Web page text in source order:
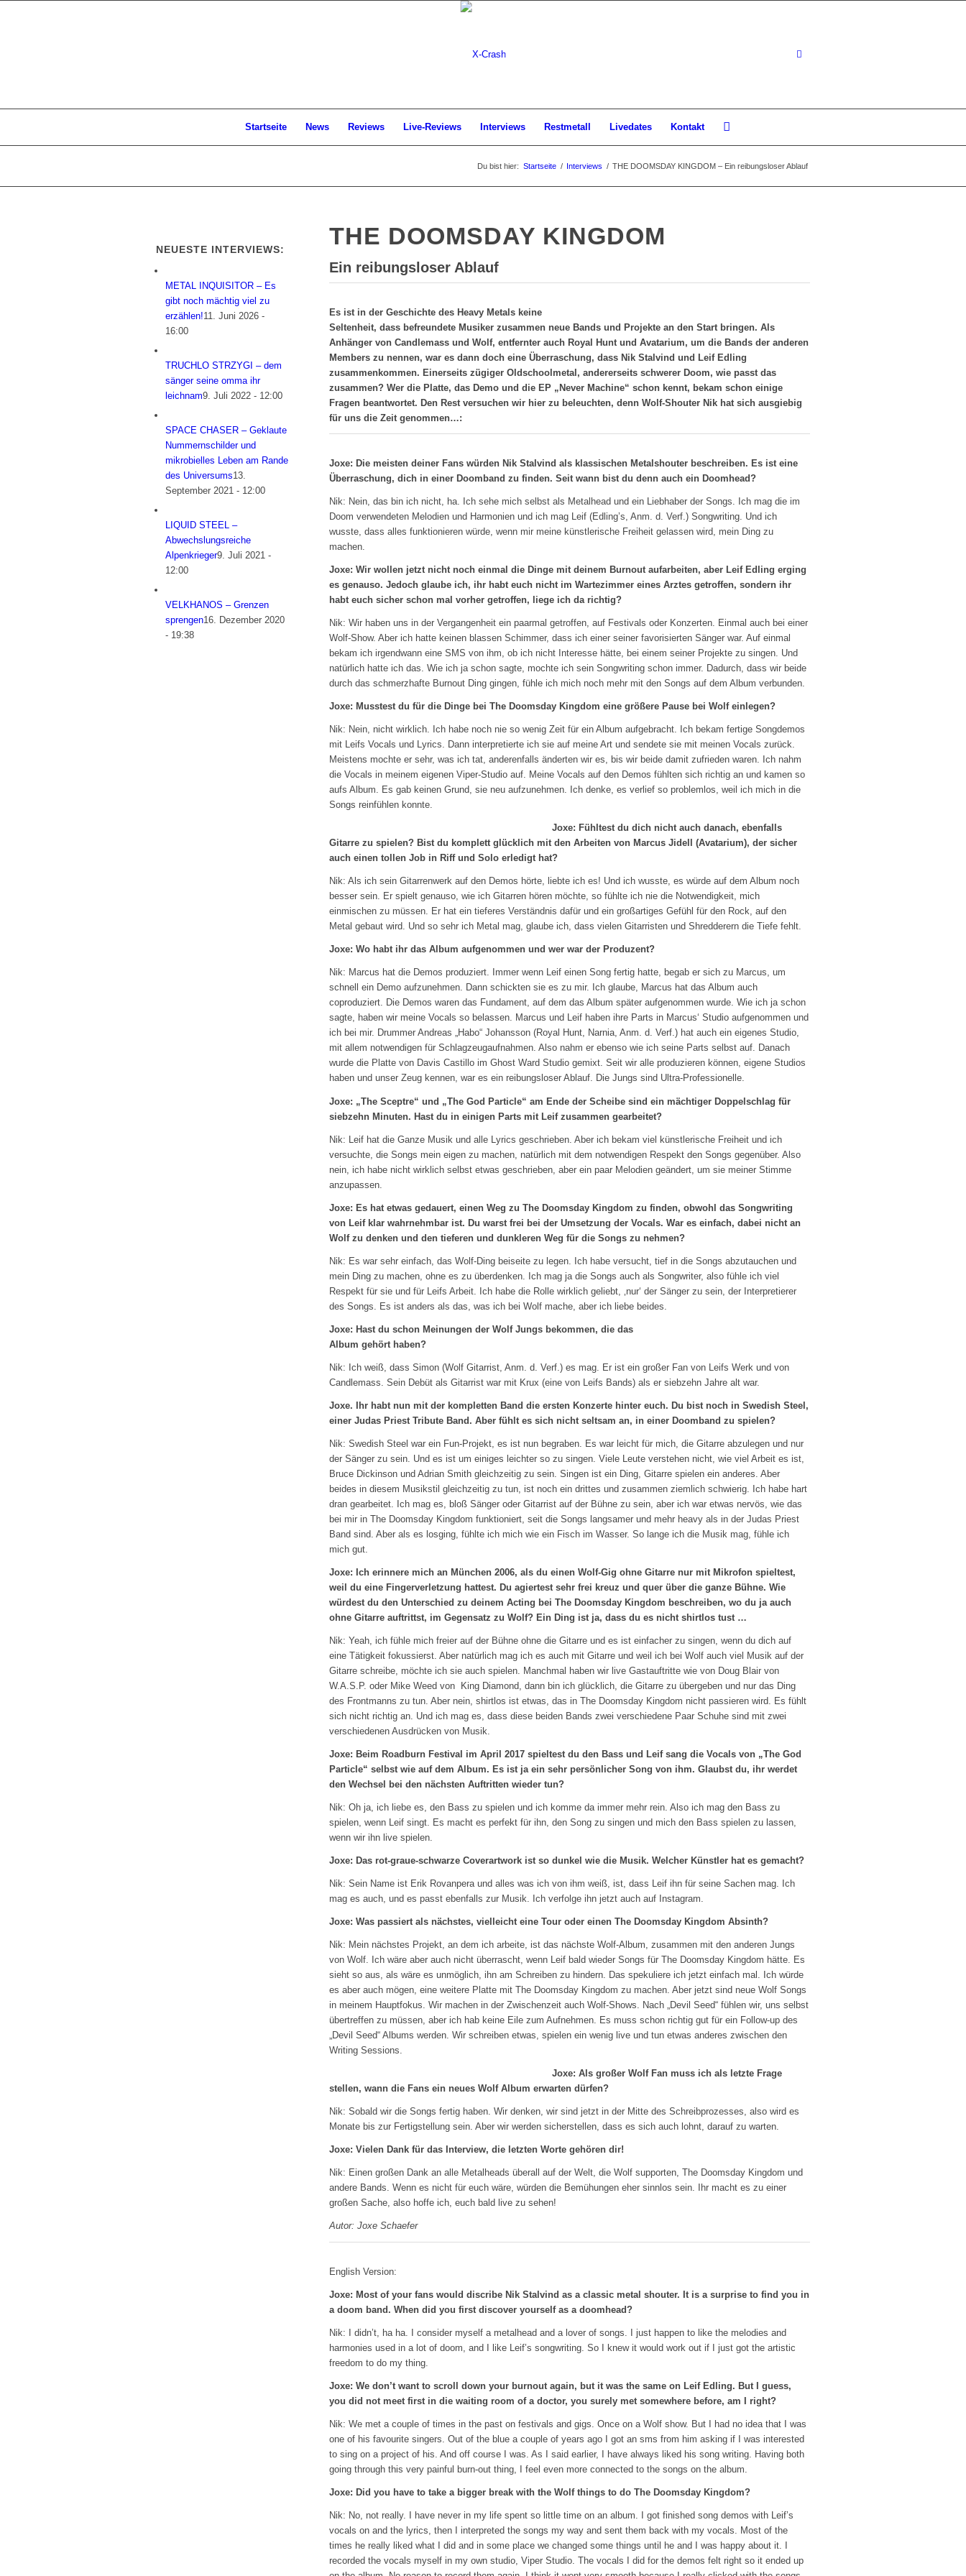
Startseite News Reviews Live-Reviews Interviews Restmetall Livedates Kontakt
Du bist hier: Startseite / Interviews / THE DOOMSDAY KINGDOM – Ein reibungsloser Ablauf
NEUESTE INTERVIEWS:
METAL INQUISITOR – Es
gibt noch mächtig viel zu
erzählen!11. Juni 2026 -
16:00
TRUCHLO STRZYGI – dem
sänger seine omma ihr
leichnam9. Juli 2022 - 12:00
SPACE CHASER – Geklaute
Nummernschilder und
mikrobielles Leben am Rande
des Universums13.
September 2021 - 12:00
LIQUID STEEL –
Abwechslungsreiche
Alpenkrieger9. Juli 2021 -
12:00
VELKHANOS – Grenzen
sprengen16. Dezember 2020
- 19:38
THE DOOMSDAY KINGDOM
Ein reibungsloser Ablauf
Es ist in der Geschichte des Heavy Metals keine
Seltenheit, dass befreundete Musiker zusammen neue Bands und Projekte an den Start bringen. Als
Anhänger von Candlemass und Wolf, entfernter auch Royal Hunt und Avatarium, um die Bands der anderen
Members zu nennen, war es dann doch eine Überraschung, dass Nik Stalvind und Leif Edling
zusammenkommen. Einerseits zügiger Oldschoolmetal, andererseits schwerer Doom, wie passt das
zusammen? Wer die Platte, das Demo und die EP „Never Machine“ schon kennt, bekam schon einige
Fragen beantwortet. Den Rest versuchen wir hier zu beleuchten, denn Wolf-Shouter Nik hat sich ausgiebig
für uns die Zeit genommen…:
Joxe: Die meisten deiner Fans würden Nik Stalvind als klassischen Metalshouter beschreiben. Es ist eine
Überraschung, dich in einer Doomband zu finden. Seit wann bist du denn auch ein Doomhead?
Nik: Nein, das bin ich nicht, ha. Ich sehe mich selbst als Metalhead und ein Liebhaber der Songs. Ich mag die im
Doom verwendeten Melodien und Harmonien und ich mag Leif (Edling’s, Anm. d. Verf.) Songwriting. Und ich
wusste, dass alles funktionieren würde, wenn mir meine künstlerische Freiheit gelassen wird, mein Ding zu
machen.
Joxe: Wir wollen jetzt nicht noch einmal die Dinge mit deinem Burnout aufarbeiten, aber Leif Edling erging
es genauso. Jedoch glaube ich, ihr habt euch nicht im Wartezimmer eines Arztes getroffen, sondern ihr
habt euch sicher schon mal vorher getroffen, liege ich da richtig?
Nik: Wir haben uns in der Vergangenheit ein paarmal getroffen, auf Festivals oder Konzerten. Einmal auch bei einer
Wolf-Show. Aber ich hatte keinen blassen Schimmer, dass ich einer seiner favorisierten Sänger war. Auf einmal
bekam ich irgendwann eine SMS von ihm, ob ich nicht Interesse hätte, bei einem seiner Projekte zu singen. Und
natürlich hatte ich das. Wie ich ja schon sagte, mochte ich sein Songwriting schon immer. Dadurch, dass wir beide
durch das schmerzhafte Burnout Ding gingen, fühle ich mich noch mehr mit den Songs auf dem Album verbunden.
Joxe: Musstest du für die Dinge bei The Doomsday Kingdom eine größere Pause bei Wolf einlegen?
Nik: Nein, nicht wirklich. Ich habe noch nie so wenig Zeit für ein Album aufgebracht. Ich bekam fertige Songdemos
mit Leifs Vocals und Lyrics. Dann interpretierte ich sie auf meine Art und sendete sie mit meinen Vocals zurück.
Meistens mochte er sehr, was ich tat, anderenfalls änderten wir es, bis wir beide damit zufrieden waren. Ich nahm
die Vocals in meinem eigenen Viper-Studio auf. Meine Vocals auf den Demos fühlten sich richtig an und kamen so
aufs Album. Es gab keinen Grund, sie neu aufzunehmen. Ich denke, es verlief so problemlos, weil ich mich in die
Songs reinfühlen konnte.
Joxe: Fühltest du dich nicht auch danach, ebenfalls
Gitarre zu spielen? Bist du komplett glücklich mit den Arbeiten von Marcus Jidell (Avatarium), der sicher
auch einen tollen Job in Riff und Solo erledigt hat?
Nik: Als ich sein Gitarrenwerk auf den Demos hörte, liebte ich es! Und ich wusste, es würde auf dem Album noch
besser sein. Er spielt genauso, wie ich Gitarren hören möchte, so fühlte ich nie die Notwendigkeit, mich
einmischen zu müssen. Er hat ein tieferes Verständnis dafür und ein großartiges Gefühl für den Rock, auf den
Metal gebaut wird. Und so sehr ich Metal mag, glaube ich, dass vielen Gitarristen und Shredderern die Tiefe fehlt.
Joxe: Wo habt ihr das Album aufgenommen und wer war der Produzent?
Nik: Marcus hat die Demos produziert. Immer wenn Leif einen Song fertig hatte, begab er sich zu Marcus, um
schnell ein Demo aufzunehmen. Dann schickten sie es zu mir. Ich glaube, Marcus hat das Album auch
coproduziert. Die Demos waren das Fundament, auf dem das Album später aufgenommen wurde. Wie ich ja schon
sagte, haben wir meine Vocals so belassen. Marcus und Leif haben ihre Parts in Marcus‘ Studio aufgenommen und
ich bei mir. Drummer Andreas „Habo“ Johansson (Royal Hunt, Narnia, Anm. d. Verf.) hat auch ein eigenes Studio,
mit allem notwendigen für Schlagzeugaufnahmen. Also nahm er ebenso wie ich seine Parts selbst auf. Danach
wurde die Platte von Davis Castillo im Ghost Ward Studio gemixt. Seit wir alle produzieren können, eigene Studios
haben und unser Zeug kennen, war es ein reibungsloser Ablauf. Die Jungs sind Ultra-Professionelle.
Joxe: „The Sceptre“ und „The God Particle“ am Ende der Scheibe sind ein mächtiger Doppelschlag für
siebzehn Minuten. Hast du in einigen Parts mit Leif zusammen gearbeitet?
Nik: Leif hat die Ganze Musik und alle Lyrics geschrieben. Aber ich bekam viel künstlerische Freiheit und ich
versuchte, die Songs mein eigen zu machen, natürlich mit dem notwendigen Respekt den Songs gegenüber. Also
nein, ich habe nicht wirklich selbst etwas geschrieben, aber ein paar Melodien geändert, um sie meiner Stimme
anzupassen.
Joxe: Es hat etwas gedauert, einen Weg zu The Doomsday Kingdom zu finden, obwohl das Songwriting
von Leif klar wahrnehmbar ist. Du warst frei bei der Umsetzung der Vocals. War es einfach, dabei nicht an
Wolf zu denken und den tieferen und dunkleren Weg für die Songs zu nehmen?
Nik: Es war sehr einfach, das Wolf-Ding beiseite zu legen. Ich habe versucht, tief in die Songs abzutauchen und
mein Ding zu machen, ohne es zu überdenken. Ich mag ja die Songs auch als Songwriter, also fühle ich viel
Respekt für sie und für Leifs Arbeit. Ich habe die Rolle wirklich geliebt, ‚nur‘ der Sänger zu sein, der Interpretierer
des Songs. Es ist anders als das, was ich bei Wolf mache, aber ich liebe beides.
Joxe: Hast du schon Meinungen der Wolf Jungs bekommen, die das
Album gehört haben?
Nik: Ich weiß, dass Simon (Wolf Gitarrist, Anm. d. Verf.) es mag. Er ist ein großer Fan von Leifs Werk und von
Candlemass. Sein Debüt als Gitarrist war mit Krux (eine von Leifs Bands) als er siebzehn Jahre alt war.
Joxe. Ihr habt nun mit der kompletten Band die ersten Konzerte hinter euch. Du bist noch in Swedish Steel,
einer Judas Priest Tribute Band. Aber fühlt es sich nicht seltsam an, in einer Doomband zu spielen?
Nik: Swedish Steel war ein Fun-Projekt, es ist nun begraben. Es war leicht für mich, die Gitarre abzulegen und nur
der Sänger zu sein. Und es ist um einiges leichter so zu singen. Viele Leute verstehen nicht, wie viel Arbeit es ist,
Bruce Dickinson und Adrian Smith gleichzeitig zu sein. Singen ist ein Ding, Gitarre spielen ein anderes. Aber
beides in diesem Musikstil gleichzeitig zu tun, ist noch ein drittes und zusammen ziemlich schwierig. Ich habe hart
dran gearbeitet. Ich mag es, bloß Sänger oder Gitarrist auf der Bühne zu sein, aber ich war etwas nervös, wie das
bei mir in The Doomsday Kingdom funktioniert, seit die Songs langsamer und mehr heavy als in der Judas Priest
Band sind. Aber als es losging, fühlte ich mich wie ein Fisch im Wasser. So lange ich die Musik mag, fühle ich
mich gut.
Joxe: Ich erinnere mich an München 2006, als du einen Wolf-Gig ohne Gitarre nur mit Mikrofon spieltest,
weil du eine Fingerverletzung hattest. Du agiertest sehr frei kreuz und quer über die ganze Bühne. Wie
würdest du den Unterschied zu deinem Acting bei The Doomsday Kingdom beschreiben, wo du ja auch
ohne Gitarre auftrittst, im Gegensatz zu Wolf? Ein Ding ist ja, dass du es nicht shirtlos tust …
Nik: Yeah, ich fühle mich freier auf der Bühne ohne die Gitarre und es ist einfacher zu singen, wenn du dich auf
eine Tätigkeit fokussierst. Aber natürlich mag ich es auch mit Gitarre und weil ich bei Wolf auch viel Musik auf der
Gitarre schreibe, möchte ich sie auch spielen. Manchmal haben wir live Gastauftritte wie von Doug Blair von
W.A.S.P. oder Mike Weed von King Diamond, dann bin ich glücklich, die Gitarre zu übergeben und nur das Ding
des Frontmanns zu tun. Aber nein, shirtlos ist etwas, das in The Doomsday Kingdom nicht passieren wird. Es fühlt
sich nicht richtig an. Und ich mag es, dass diese beiden Bands zwei verschiedene Paar Schuhe sind mit zwei
verschiedenen Ausdrücken von Musik.
Joxe: Beim Roadburn Festival im April 2017 spieltest du den Bass und Leif sang die Vocals von „The God
Particle“ selbst wie auf dem Album. Es ist ja ein sehr persönlicher Song von ihm. Glaubst du, ihr werdet
den Wechsel bei den nächsten Auftritten wieder tun?
Nik: Oh ja, ich liebe es, den Bass zu spielen und ich komme da immer mehr rein. Also ich mag den Bass zu
spielen, wenn Leif singt. Es macht es perfekt für ihn, den Song zu singen und mich den Bass spielen zu lassen,
wenn wir ihn live spielen.
Joxe: Das rot-graue-schwarze Coverartwork ist so dunkel wie die Musik. Welcher Künstler hat es gemacht?
Nik: Sein Name ist Erik Rovanpera und alles was ich von ihm weiß, ist, dass Leif ihn für seine Sachen mag. Ich
mag es auch, und es passt ebenfalls zur Musik. Ich verfolge ihn jetzt auch auf Instagram.
Joxe: Was passiert als nächstes, vielleicht eine Tour oder einen The Doomsday Kingdom Absinth?
Nik: Mein nächstes Projekt, an dem ich arbeite, ist das nächste Wolf-Album, zusammen mit den anderen Jungs
von Wolf. Ich wäre aber auch nicht überrascht, wenn Leif bald wieder Songs für The Doomsday Kingdom hätte. Es
sieht so aus, als wäre es unmöglich, ihn am Schreiben zu hindern. Das spekuliere ich jetzt einfach mal. Ich würde
es aber auch mögen, eine weitere Platte mit The Doomsday Kingdom zu machen. Aber jetzt sind neue Wolf Songs
in meinem Hauptfokus. Wir machen in der Zwischenzeit auch Wolf-Shows. Nach „Devil Seed“ fühlen wir, uns selbst
übertreffen zu müssen, aber ich hab keine Eile zum Aufnehmen. Es muss schon richtig gut für ein Follow-up des
„Devil Seed“ Albums werden. Wir schreiben etwas, spielen ein wenig live und tun etwas anderes zwischen den
Writing Sessions.
Joxe: Als großer Wolf Fan muss ich als letzte Frage
stellen, wann die Fans ein neues Wolf Album erwarten dürfen?
Nik: Sobald wir die Songs fertig haben. Wir denken, wir sind jetzt in der Mitte des Schreibprozesses, also wird es
Monate bis zur Fertigstellung sein. Aber wir werden sicherstellen, dass es sich auch lohnt, darauf zu warten.
Joxe: Vielen Dank für das Interview, die letzten Worte gehören dir!
Nik: Einen großen Dank an alle Metalheads überall auf der Welt, die Wolf supporten, The Doomsday Kingdom und
andere Bands. Wenn es nicht für euch wäre, würden die Bemühungen eher sinnlos sein. Ihr macht es zu einer
großen Sache, also hoffe ich, euch bald live zu sehen!
Autor: Joxe Schaefer
English Version:
Joxe: Most of your fans would discribe Nik Stalvind as a classic metal shouter. It is a surprise to find you in
a doom band. When did you first discover yourself as a doomhead?
Nik: I didn’t, ha ha. I consider myself a metalhead and a lover of songs. I just happen to like the melodies and
harmonies used in a lot of doom, and I like Leif’s songwriting. So I knew it would work out if I just got the artistic
freedom to do my thing.
Joxe: We don’t want to scroll down your burnout again, but it was the same on Leif Edling. But I guess,
you did not meet first in die waiting room of a doctor, you surely met somewhere before, am I right?
Nik: We met a couple of times in the past on festivals and gigs. Once on a Wolf show. But I had no idea that I was
one of his favourite singers. Out of the blue a couple of years ago I got an sms from him asking if I was interested
to sing on a project of his. And off course I was. As I said earlier, I have always liked his song writing. Having both
going through this very painful burn-out thing, I feel even more connected to the songs on the album.
Joxe: Did you have to take a bigger break with the Wolf things to do The Doomsday Kingdom?
Nik: No, not really. I have never in my life spent so little time on an album. I got finished song demos with Leif’s
vocals on and the lyrics, then I interpreted the songs my way and sent them back with my vocals. Most of the
times he really liked what I did and in some place we changed some things until he and I was happy about it. I
recorded the vocals myself in my own studio, Viper Studio. The vocals I did for the demos felt right so it ended up